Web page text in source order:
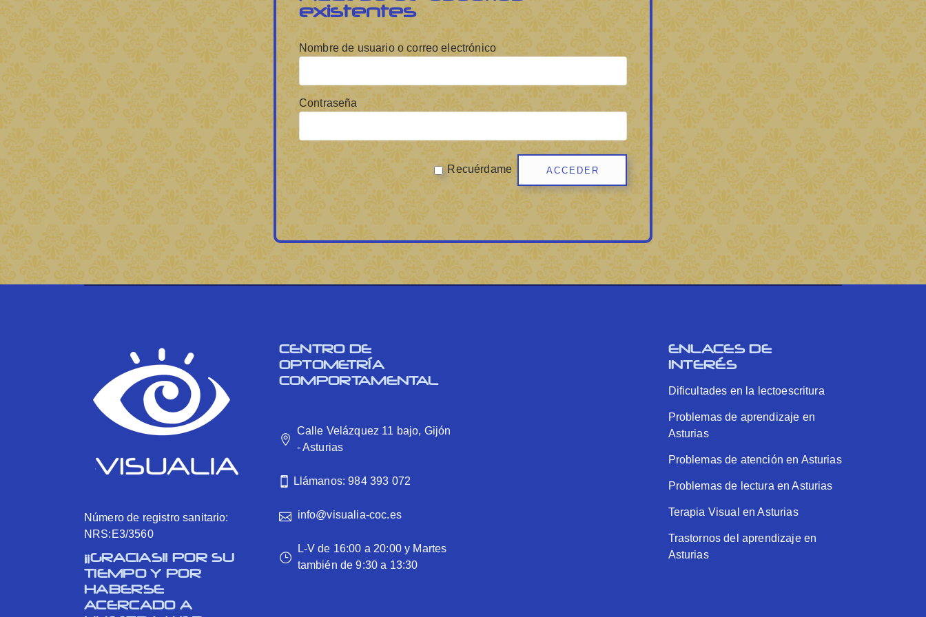
Forbrain
existentes
Nombre de usuario o correo electrónico
Contraseña
Recuérdame
Número de registro sanitario:
NRS:E3/3560
¡¡GRACIAS!! POR SU
TIEMPO Y POR
HABERSE
ACERCADO A
CENTRO DE
OPTOMETRÍA
COMPORTAMENTAL
Calle Velázquez 11 bajo, Gijón
- Asturias
Llámanos: 984 393 072
info@visualia-coc.es
L-V de 16:00 a 20:00 y Martes
también de 9:30 a 13:30
ENLACES DE
INTERÉS
Dificultades en la lectoescritura
Problemas de aprendizaje en
Asturias
Problemas de atención en Asturias
Problemas de lectura en Asturias
Terapia Visual en Asturias
Trastornos del aprendizaje en
Asturias